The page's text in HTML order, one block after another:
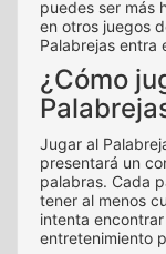
puedes ser más
en otros juegos
Palabrejas entra
¿Cómo
Jugar al
presentará un
palabras. Cada
tener al menos
intenta
entretenimiento